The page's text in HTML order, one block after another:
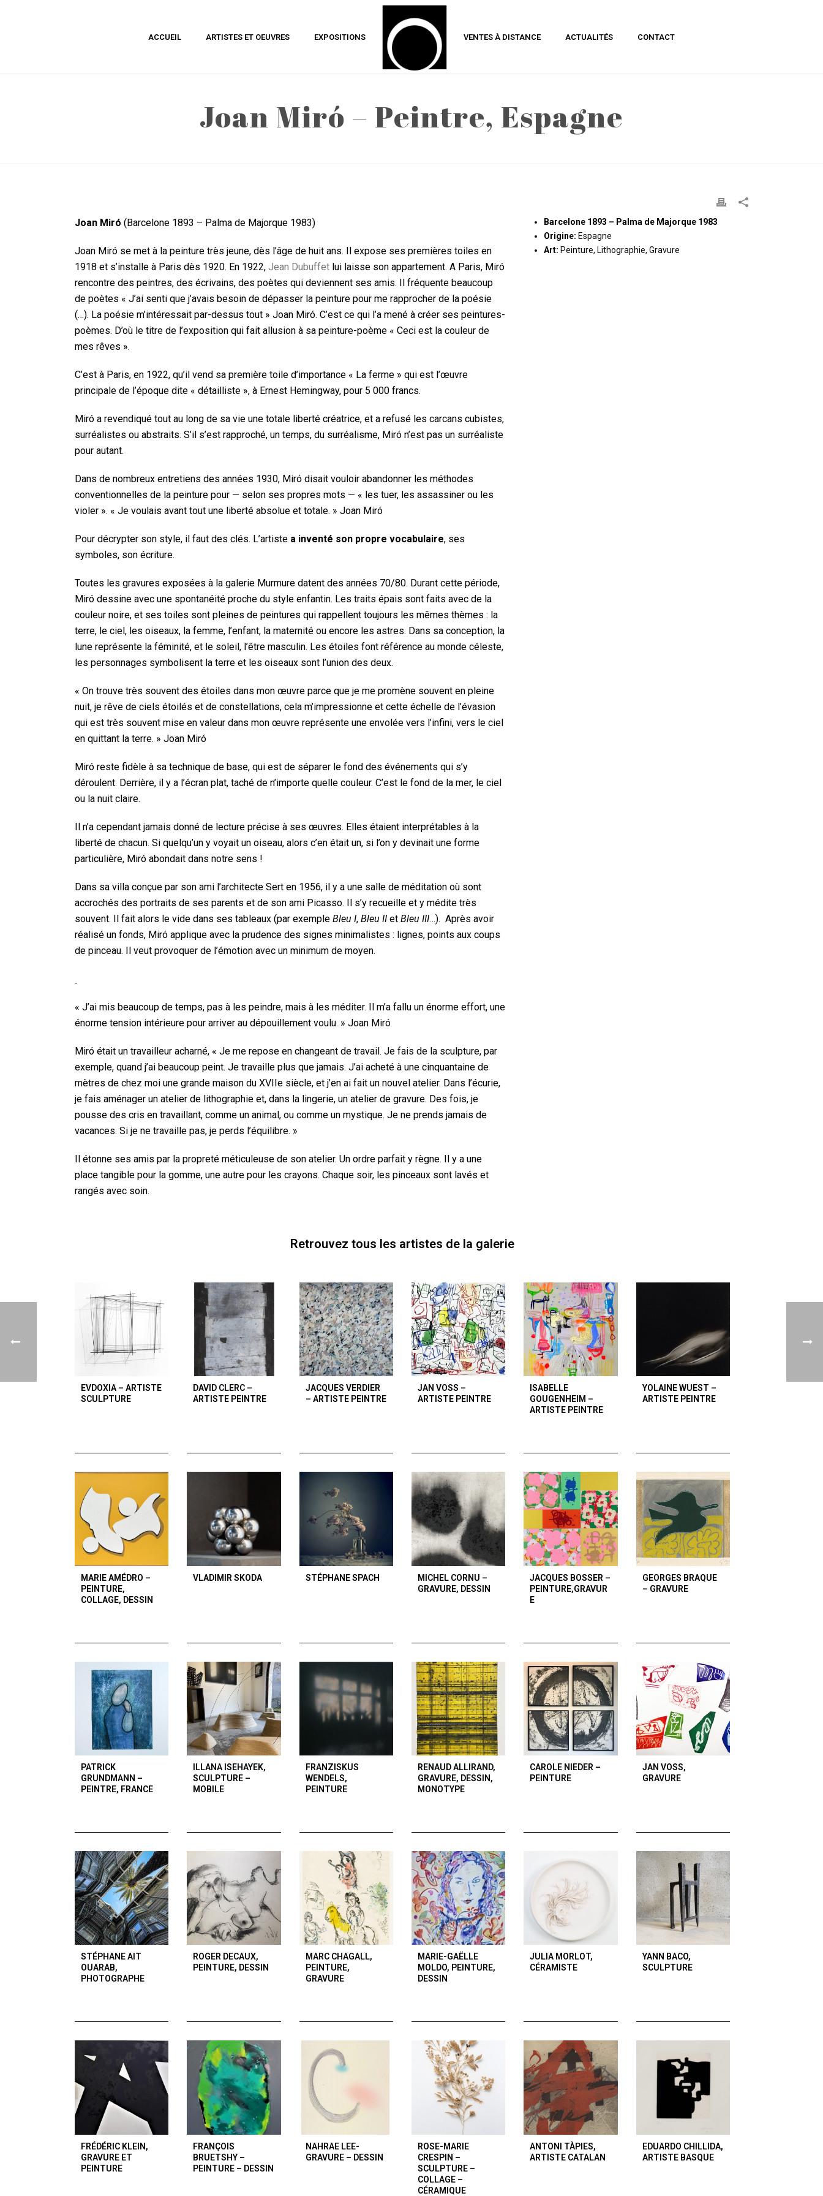
ACCUEIL ARTISTES ET OEUVRES EXPOSITIONS VENTES À DISTANCE ACTUALITÉS CONTACT
Joan Miró – Peintre, Espagne
Joan Miró (Barcelone 1893 – Palma de Majorque 1983)
Joan Miró se met à la peinture très jeune, dès l’âge de huit ans. Il expose ses premières toiles en
1918 et s’installe à Paris dès 1920. En 1922, Jean Dubuffet lui laisse son appartement. A Paris, Miró
rencontre des peintres, des écrivains, des poètes qui deviennent ses amis. Il fréquente beaucoup
de poètes « J’ai senti que j’avais besoin de dépasser la peinture pour me rapprocher de la poésie
(…). La poésie m’intéressait par-dessus tout » Joan Miró. C’est ce qui l’a mené à créer ses peintures-
poèmes. D’où le titre de l’exposition qui fait allusion à sa peinture-poème « Ceci est la couleur de
mes rêves ».
C’est à Paris, en 1922, qu’il vend sa première toile d’importance « La ferme » qui est l’œuvre
principale de l’époque dite « détailliste », à Ernest Hemingway, pour 5 000 francs.
Miró a revendiqué tout au long de sa vie une totale liberté créatrice, et a refusé les carcans cubistes,
surréalistes ou abstraits. S’il s’est rapproché, un temps, du surréalisme, Miró n’est pas un surréaliste
pour autant.
Dans de nombreux entretiens des années 1930, Miró disait vouloir abandonner les méthodes
conventionnelles de la peinture pour — selon ses propres mots — « les tuer, les assassiner ou les
violer ». « Je voulais avant tout une liberté absolue et totale. » Joan Miró
Pour décrypter son style, il faut des clés. L’artiste a inventé son propre vocabulaire, ses
symboles, son écriture.
Toutes les gravures exposées à la galerie Murmure datent des années 70/80. Durant cette période,
Miró dessine avec une spontanéité proche du style enfantin. Les traits épais sont faits avec de la
couleur noire, et ses toiles sont pleines de peintures qui rappellent toujours les mêmes thèmes : la
terre, le ciel, les oiseaux, la femme, l’enfant, la maternité ou encore les astres. Dans sa conception, la
lune représente la féminité, et le soleil, l’être masculin. Les étoiles font référence au monde céleste,
les personnages symbolisent la terre et les oiseaux sont l’union des deux.
« On trouve très souvent des étoiles dans mon œuvre parce que je me promène souvent en pleine
nuit, je rêve de ciels étoilés et de constellations, cela m’impressionne et cette échelle de l’évasion
qui est très souvent mise en valeur dans mon œuvre représente une envolée vers l’infini, vers le ciel
en quittant la terre. » Joan Miró
Miró reste fidèle à sa technique de base, qui est de séparer le fond des événements qui s’y
déroulent. Derrière, il y a l’écran plat, taché de n’importe quelle couleur. C’est le fond de la mer, le ciel
ou la nuit claire.
Il n’a cependant jamais donné de lecture précise à ses œuvres. Elles étaient interprétables à la
liberté de chacun. Si quelqu’un y voyait un oiseau, alors c’en était un, si l’on y devinait une forme
particulière, Miró abondait dans notre sens !
Dans sa villa conçue par son ami l’architecte Sert en 1956, il y a une salle de méditation où sont
accrochés des portraits de ses parents et de son ami Picasso. Il s’y recueille et y médite très
souvent. Il fait alors le vide dans ses tableaux (par exemple Bleu I, Bleu II et Bleu III…). Après avoir
réalisé un fonds, Miró applique avec la prudence des signes minimalistes : lignes, points aux coups
de pinceau. Il veut provoquer de l’émotion avec un minimum de moyen.
« J’ai mis beaucoup de temps, pas à les peindre, mais à les méditer. Il m’a fallu un énorme effort, une
énorme tension intérieure pour arriver au dépouillement voulu. » Joan Miró
Miró était un travailleur acharné, « Je me repose en changeant de travail. Je fais de la sculpture, par
exemple, quand j’ai beaucoup peint. Je travaille plus que jamais. J’ai acheté à une cinquantaine de
mètres de chez moi une grande maison du XVIIe siècle, et j’en ai fait un nouvel atelier. Dans l’écurie,
je fais aménager un atelier de lithographie et, dans la lingerie, un atelier de gravure. Des fois, je
pousse des cris en travaillant, comme un animal, ou comme un mystique. Je ne prends jamais de
vacances. Si je ne travaille pas, je perds l’équilibre. »
Il étonne ses amis par la propreté méticuleuse de son atelier. Un ordre parfait y règne. Il y a une
place tangible pour la gomme, une autre pour les crayons. Chaque soir, les pinceaux sont lavés et
rangés avec soin.
Barcelone 1893 – Palma de Majorque 1983
Origine: Espagne
Art: Peinture, Lithographie, Gravure
Retrouvez tous les artistes de la galerie
EVDOXIA – ARTISTE
SCULPTURE
DAVID CLERC –
ARTISTE PEINTRE
JACQUES VERDIER
– ARTISTE PEINTRE
JAN VOSS –
ARTISTE PEINTRE
ISABELLE
GOUGENHEIM –
ARTISTE PEINTRE
YOLAINE WUEST –
ARTISTE PEINTRE
MARIE AMÉDRO –
PEINTURE,
COLLAGE, DESSIN
VLADIMIR SKODA STÉPHANE SPACH
MICHEL CORNU –
GRAVURE, DESSIN
JACQUES BOSSER –
PEINTURE,GRAVUR
E
GEORGES BRAQUE
– GRAVURE
PATRICK
GRUNDMANN –
PEINTRE, FRANCE
ILLANA ISEHAYEK,
SCULPTURE –
MOBILE
FRANZISKUS
WENDELS,
PEINTURE
RENAUD ALLIRAND,
GRAVURE, DESSIN,
MONOTYPE
CAROLE NIEDER –
PEINTURE
JAN VOSS,
GRAVURE
STÉPHANE AIT
OUARAB,
PHOTOGRAPHE
ROGER DECAUX,
PEINTURE, DESSIN
MARC CHAGALL,
PEINTURE,
GRAVURE
MARIE-GAËLLE
MOLDO, PEINTURE,
DESSIN
JULIA MORLOT,
CÉRAMISTE
YANN BACO,
SCULPTURE
FRÉDÉRIC KLEIN,
GRAVURE ET
PEINTURE
FRANÇOIS
BRUETSHY –
PEINTURE – DESSIN
NAHRAE LEE-
GRAVURE – DESSIN
ROSE-MARIE
CRESPIN –
SCULPTURE –
COLLAGE –
CÉRAMIQUE
ANTONI TÀPIES,
ARTISTE CATALAN
EDUARDO CHILLIDA,
ARTISTE BASQUE